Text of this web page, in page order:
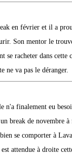
en février et il a
Son mentor le
se racheter dans cette
ne va pas le déranger.
n'a finalement eu
un break de novembre
se comporter à
attendue à droite